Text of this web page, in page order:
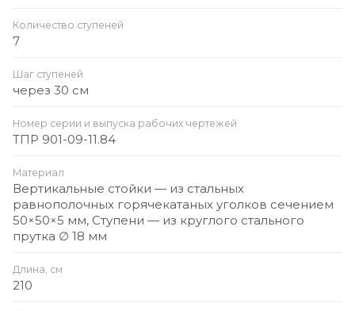
Количество ступеней
7
Шаг ступеней
через 30 см
Номер серии и выпуска рабочих чертежей
ТПР 901-09-11.84
Материал
Вертикальные стойки — из стальных
равнополочных горячекатаных уголков сечением
50×50×5 мм, Ступени — из круглого стального
прутка ∅ 18 мм
Длина, см
210